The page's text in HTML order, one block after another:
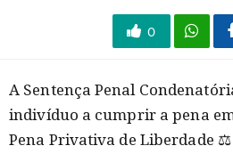
0
A Sentença Penal
indivíduo a cumprir a pena
Pena Privativa de Liberdade